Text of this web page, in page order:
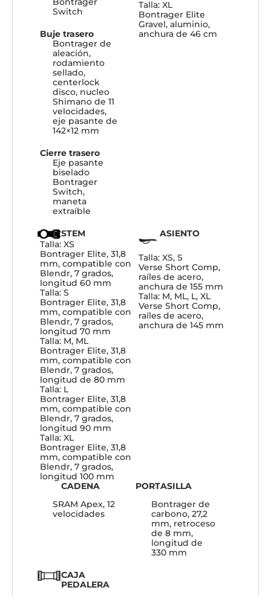
Switch
Buje trasero
Bontrager de
aleación,
rodamiento
sellado,
centerlock
disco, nucleo
Shimano de 11
velocidades,
eje pasante de
142×12 mm
Cierre trasero
Eje pasante
biselado
Bontrager
Switch,
maneta
extraíble
Talla: XL
Bontrager Elite
Gravel, aluminio,
anchura de 46 cm
STEM
Talla: XS
Bontrager Elite, 31,8
mm, compatible con
Blendr, 7 grados,
longitud 60 mm
Talla: S
Bontrager Elite, 31,8
mm, compatible con
Blendr, 7 grados,
longitud 70 mm
Talla: M, ML
Bontrager Elite, 31,8
mm, compatible con
Blendr, 7 grados,
longitud de 80 mm
Talla: L
Bontrager Elite, 31,8
mm, compatible con
Blendr, 7 grados,
longitud 90 mm
Talla: XL
Bontrager Elite, 31,8
mm, compatible con
Blendr, 7 grados,
longitud 100 mm
ASIENTO
Talla: XS, S
Verse Short Comp,
raíles de acero,
anchura de 155 mm
Talla: M, ML, L, XL
Verse Short Comp,
raíles de acero,
anchura de 145 mm
CADENA
SRAM Apex, 12
velocidades
PORTASILLA
Bontrager de
carbono, 27,2
mm, retroceso
de 8 mm,
longitud de
330 mm
CAJA
PEDALERA